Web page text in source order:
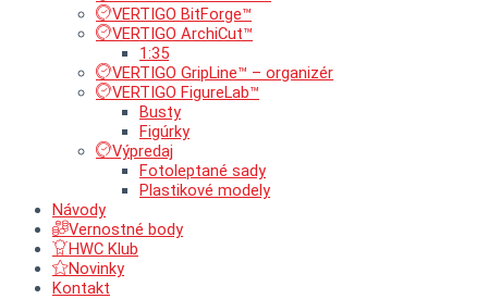
VERTIGO BitForge™
VERTIGO ArchiCut™
1:35
VERTIGO GripLine™ – organizér
VERTIGO FigureLab™
Busty
Figúrky
Výpredaj
Fotoleptané sady
Plastikové modely
Návody
Vernostné body
HWC Klub
Novinky
Kontakt